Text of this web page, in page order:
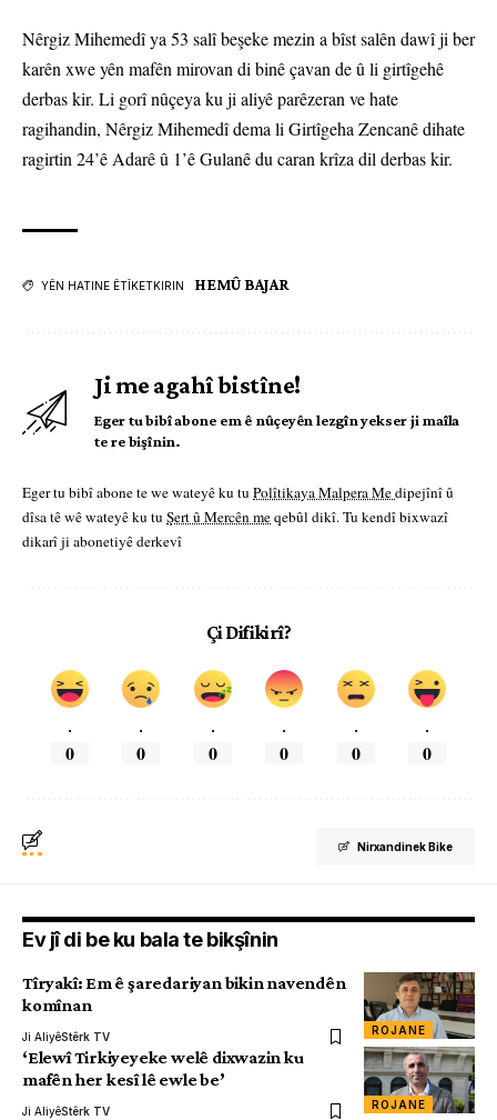
Nêrgiz Mihemedî ya 53 salî beşeke mezin a bîst salên dawî ji ber
karên xwe yên mafên mirovan di binê çavan de û li girtîgehê
derbas kir. Li gorî nûçeya ku ji aliyê parêzeran ve hate
ragihandin, Nêrgiz Mihemedî dema li Girtîgeha Zencanê dihate
ragirtin 24’ê Adarê û 1’ê Gulanê du caran krîza dil derbas kir.
YÊN HATINE ÊTÎKETKIRIN HEMÛ BAJAR
Ji me agahî bistîne!
Eger tu bibî abone em ê nûçeyên lezgîn yekser ji maîla
te re bişînin.
Eger tu bibî abone te we wateyê ku tu Polîtikaya Malpera Medipejînî û
dîsa tê wê wateyê ku tu Şert û Mercên meqebûl dikî. Tu kendî bixwazî
dikarî ji abonetiyê derkevî
Çi Difikirî?
.
0
.
0
.
0
.
0
.
0
.
0
Nirxandinek Bike
Ev jî di be ku bala te bikşînin
ROJANE
Tîryakî: Em ê şaredariyan bikin navendên
komînan
Ji AliyêStêrk TV
ROJANE
‘Elewî Tirkiyeyeke welê dixwazin ku
mafên her kesî lê ewle be’
Ji AliyêStêrk TV